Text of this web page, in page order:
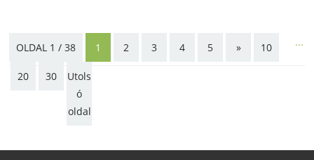
OLDAL 1 / 38 1 2 3 4 5 » 10
20 30
...
Utols
ó
oldal